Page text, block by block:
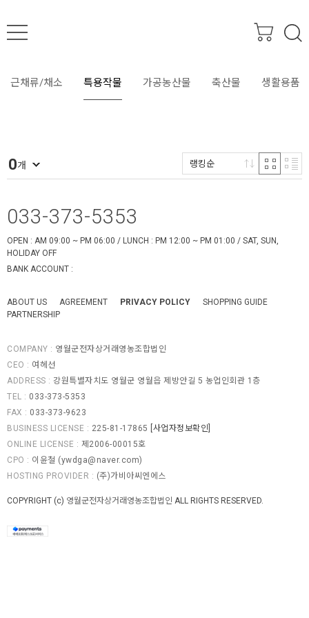
SEARCH
근채류/채소 특용작물 가공농산물 축산물 생활용품
0개 랭킹순
033-373-5353
OPEN : AM 09:00 ~ PM 06:00 / LUNCH : PM 12:00 ~ PM 01:00 / SAT, SUN,
HOLIDAY OFF
BANK ACCOUNT :
ABOUT US AGREEMENT PRIVACY POLICY
SHOPPING GUIDE
PARTNERSHIP
COMPANY : 영월군전자상거래영농조합법인
CEO : 여헤선
ADDRESS : 강원특별자치도 영월군 영월읍 제방안길 5 농업인회관 1층
TEL : 033-373-5353
FAX : 033-373-9623
BUSINESS LICENSE : 225-81-17865
[사업자정보확인]
ONLINE LICENSE : 제2006-00015호
CPO : 이윤철 (ywdga@naver.com)
HOSTING PROVIDER : (주)가비아씨엔에스
COPYRIGHT (c) 영월군전자상거래영농조합법인 ALL RIGHTS RESERVED.